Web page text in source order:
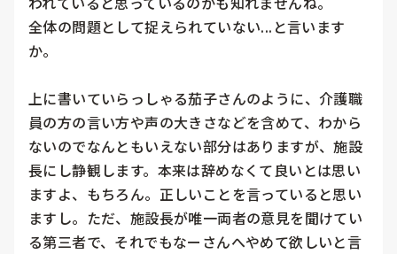
全体の問題として捉えられていない...と言います
か。
上に書いていらっしゃる茄子さんのように、介護職
員の方の言い方や声の大きさなどを含めて、わから
ないのでなんともいえない部分はありますが、施設
長にし静観します。本来は辞めなくて良いとは思い
ますよ、もちろん。正しいことを言っていると思い
ますし。ただ、施設長が唯一両者の意見を聞けてい
る第三者で、それでもなーさんへやめて欲しいと言